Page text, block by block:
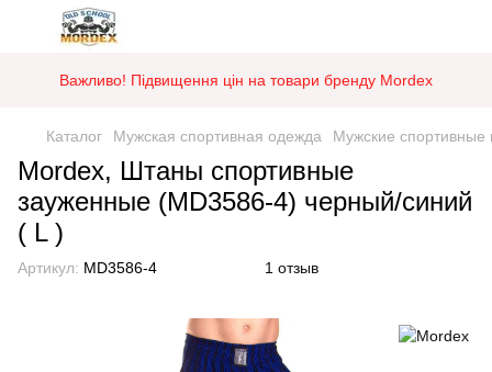
Важливо! Підвищення цін на товари бренду Mordex
Каталог Мужская спортивная одежда Мужские
Mordex, Штаны спортивные
зауженные (MD3586-4) черный/синий
( L )
Артикул: MD3586-4 1 отзыв